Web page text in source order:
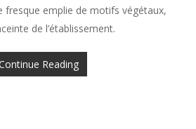
fresque emplie de motifs végétaux,
de l’établissement.
Reading